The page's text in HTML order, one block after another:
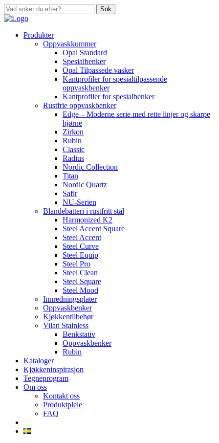
Sök
Produkter
Oppvaskkummer
Opal Standard
Spesialbenker
Opal Tilpassede vasker
Kantprofiler for spesialtilpassende
oppvaskbenker
Kantprofiler for spesialbenker
Rustfrie oppvaskbenker
Edge – Moderne serie med rette linjer og skarpe
hjørne
Zirkon
Rubin
Classic
Radius
Nordic Collection
Titan
Nordic Quartz
Safir
NU-Serien
Blandebatteri i rustfritt stål
Harmonized K2
Steel Accent Square
Steel Accent
Steel Curve
Steel Equip
Steel Pro
Steel Clean
Steel Square
Steel Mood
Innredningsplater
Oppvaskbenker
Kjøkkentilbehør
Vilan Stainless
Benkstativ
Oppvaskbenker
Rubin
Kataloger
Kjøkkeninspirasjon
Tegneprogram
Om oss
Kontakt oss
Produktpleie
FAQ